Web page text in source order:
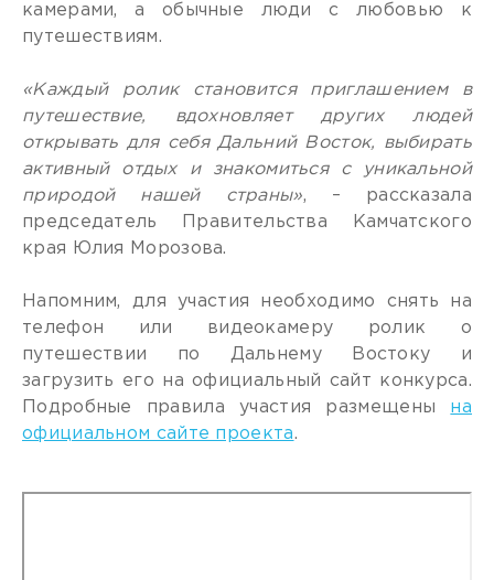
камерами, а обычные люди с любовью к
путешествиям.
«Каждый ролик становится приглашением в
путешествие, вдохновляет других людей
открывать для себя Дальний Восток, выбирать
активный отдых и знакомиться с уникальной
природой нашей страны», – рассказала
председатель Правительства Камчатского
края Юлия Морозова.
Напомним, для участия необходимо снять на
телефон или видеокамеру ролик о
путешествии по Дальнему Востоку и
загрузить его на официальный сайт конкурса.
Подробные правила участия размещены на
официальном сайте проекта.